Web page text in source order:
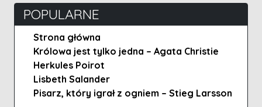
POPULARNE
Strona główna
Królowa jest tylko jedna – Agata Christie
Herkules Poirot
Lisbeth Salander
Pisarz, który igrał z ogniem – Stieg Larsson